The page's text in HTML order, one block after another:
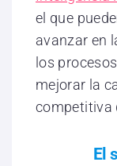
el que
avanzar en
los
mejorar la
competitiva
El